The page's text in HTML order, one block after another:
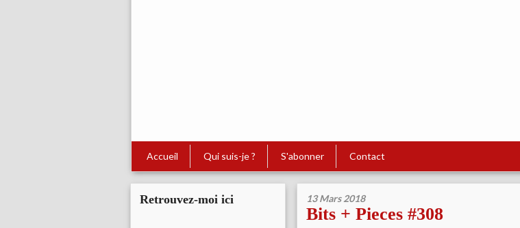
Accueil Qui suis-je ? S'abonner Contact
Retrouvez-moi ici 13 Mars 2018
Bits + Pieces #308